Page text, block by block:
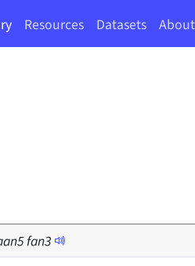
Resources Datasets About
5fan3